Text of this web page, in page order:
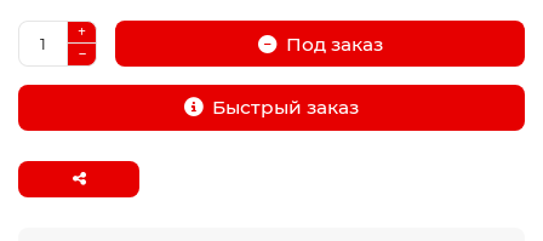
Под заказ
Быстрый заказ